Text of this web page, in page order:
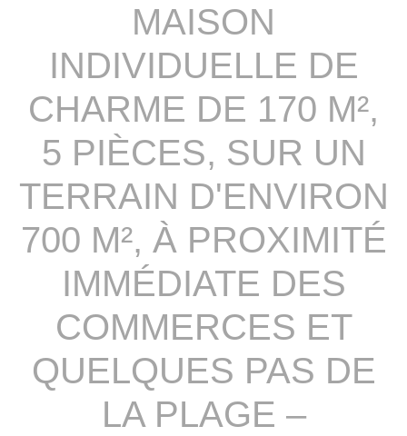
MAISON
INDIVIDUELLE DE
CHARME DE 170 M²,
5 PIÈCES, SUR UN
TERRAIN D'ENVIRON
700 M², À PROXIMITÉ
IMMÉDIATE DES
COMMERCES ET
QUELQUES PAS DE
LA PLAGE –